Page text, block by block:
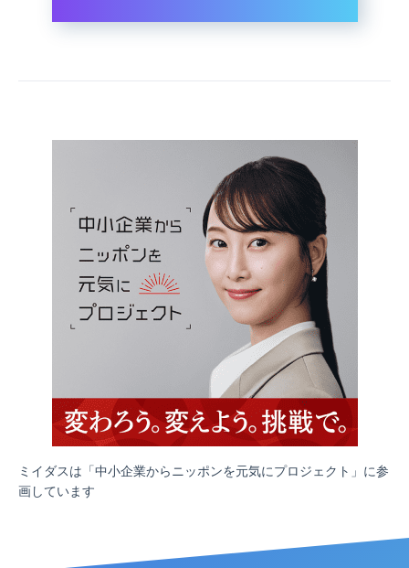
ミイダスは「中小企業からニッポンを元気にプロジェクト」に参
画しています